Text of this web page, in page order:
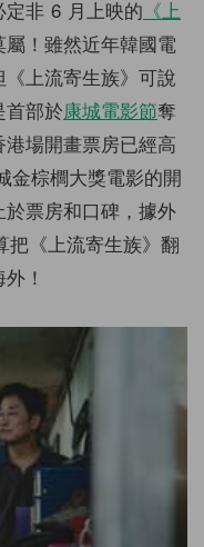
定非 6 月上映的 《上
屬！雖然近年韓國電
上流寄生族》可說
首部於康城電影節奪
場開畫票房已經高
金棕櫚大獎電影的開
票房和口碑，據外
把《上流寄生族》翻
！